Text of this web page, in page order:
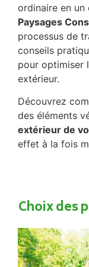
ordinaire en un
Paysages
processus de
conseils
pour optimiser
extérieur.
Découvrez
des éléments
extérieur de
effet à la fois
Choix des